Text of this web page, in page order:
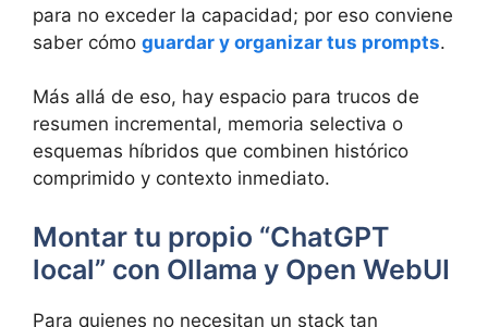
para no exceder la capacidad; por eso conviene
saber cómo guardar y organizar tus prompts.
Más allá de eso, hay espacio para trucos de
resumen incremental, memoria selectiva o
esquemas híbridos que combinen histórico
comprimido y contexto inmediato.
Montar tu propio “ChatGPT
local” con Ollama y Open WebUI
Para quienes no necesitan un stack tan